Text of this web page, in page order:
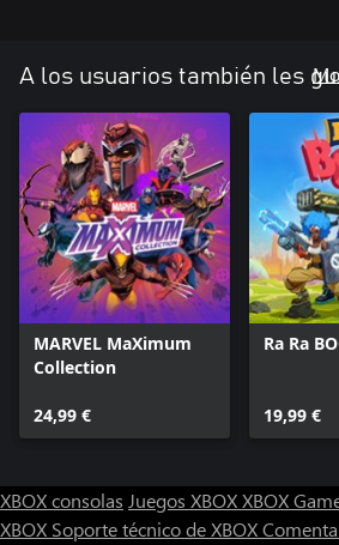
A los usuarios también les
MARVEL MaXimum
Collection
24,99 €
Ra Ra
19,99 €
XBOX consolas Juegos XBOXXBOX
XBOX Soporte técnico de XBOX